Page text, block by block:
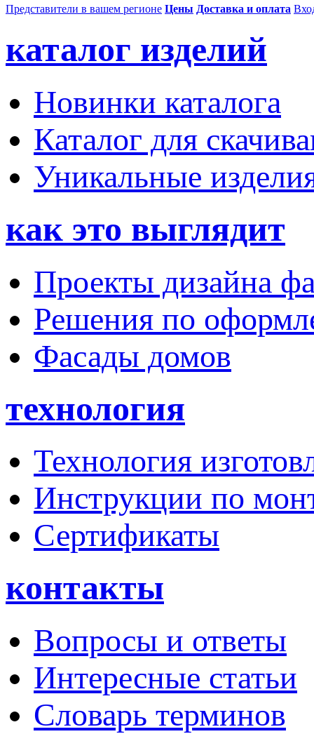
Представители в вашем регионе Цены Доставка и оплата
каталог изделий
Новинки каталога
Каталог для
Уникальные
как это выглядит
Проекты дизайна
Решения по
Фасады домов
технология
Технология
Инструкции по
Сертификаты
контакты
Вопросы и ответы
Интересные статьи
Словарь терминов